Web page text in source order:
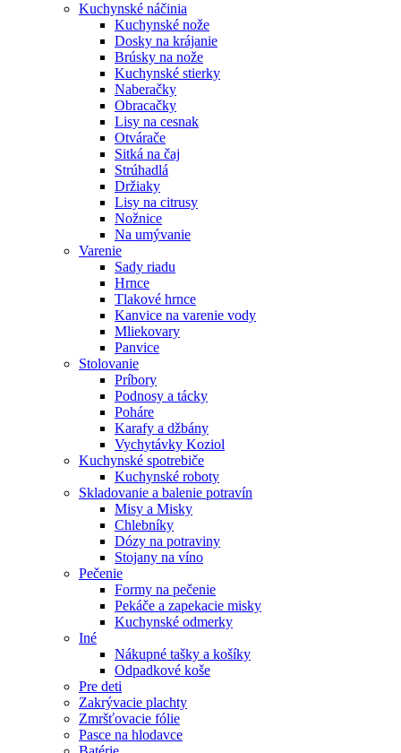
Kuchynské náčinia
Kuchynské nože
Dosky na krájanie
Brúsky na nože
Kuchynské stierky
Naberačky
Obracačky
Lisy na cesnak
Otvárače
Sitká na čaj
Strúhadlá
Držiaky
Lisy na citrusy
Nožnice
Na umývanie
Varenie
Sady riadu
Hrnce
Tlakové hrnce
Kanvice na varenie vody
Mliekovary
Panvice
Stolovanie
Príbory
Podnosy a tácky
Poháre
Karafy a džbány
Vychytávky Koziol
Kuchynské spotrebiče
Kuchynské roboty
Skladovanie a balenie potravín
Misy a Misky
Chlebníky
Dózy na potraviny
Stojany na víno
Pečenie
Formy na pečenie
Pekáče a zapekacie misky
Kuchynské odmerky
Iné
Nákupné tašky a košíky
Odpadkové koše
Pre deti
Zakrývacie plachty
Zmršťovacie fólie
Pasce na hlodavce